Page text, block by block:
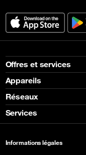
Offres et services
Appareils
Réseaux
Services
Informations légales